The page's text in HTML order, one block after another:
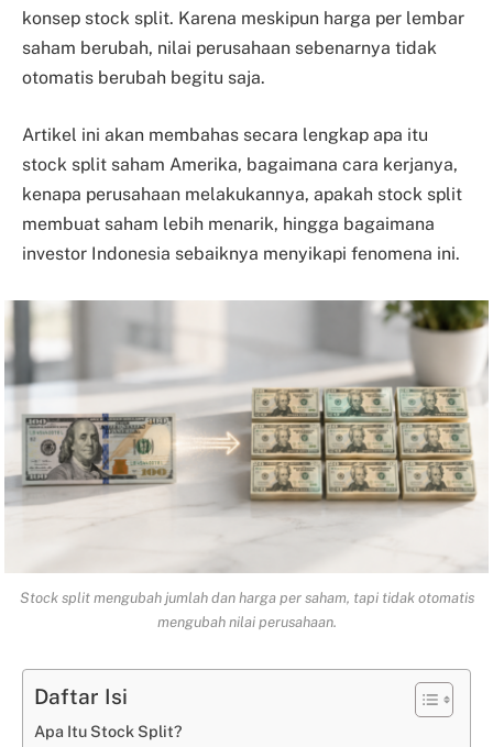
konsep stock split. Karena meskipun harga per lembar
saham berubah, nilai perusahaan sebenarnya tidak
otomatis berubah begitu saja.
Artikel ini akan membahas secara lengkap apa itu
stock split saham Amerika, bagaimana cara kerjanya,
kenapa perusahaan melakukannya, apakah stock split
membuat saham lebih menarik, hingga bagaimana
investor Indonesia sebaiknya menyikapi fenomena ini.
Stock split mengubah jumlah dan harga per saham, tapi tidak otomatis
mengubah nilai perusahaan.
Daftar Isi
Apa Itu Stock Split?